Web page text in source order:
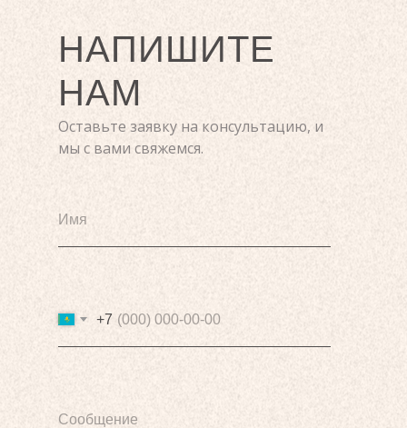
Имя
+7
Сообщение
НАПИШИТЕ
НАМ
Оставьте заявку на консультацию, и
мы с вами свяжемся.